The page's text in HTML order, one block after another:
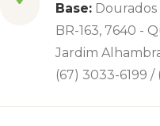
Base: Dourados
BR-163, 7640 -
Jardim
(67) 3033-6199 /